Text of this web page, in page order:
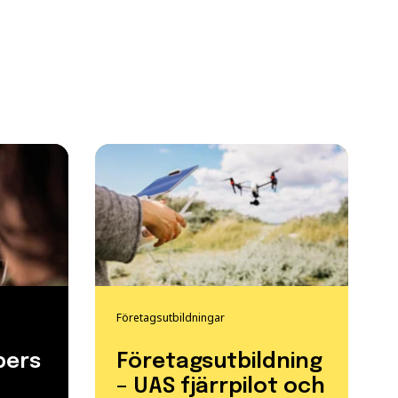
Företagsutbildningar
Företagsutbildning
– UAS fjärrpilot och